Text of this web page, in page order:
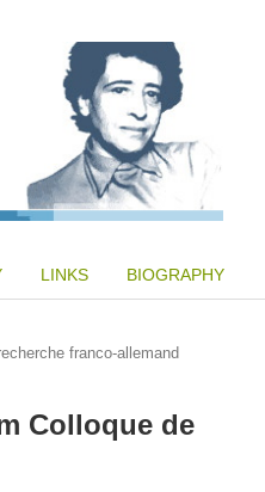
LINKS BIOGRAPHY
franco-allemand
Colloque de